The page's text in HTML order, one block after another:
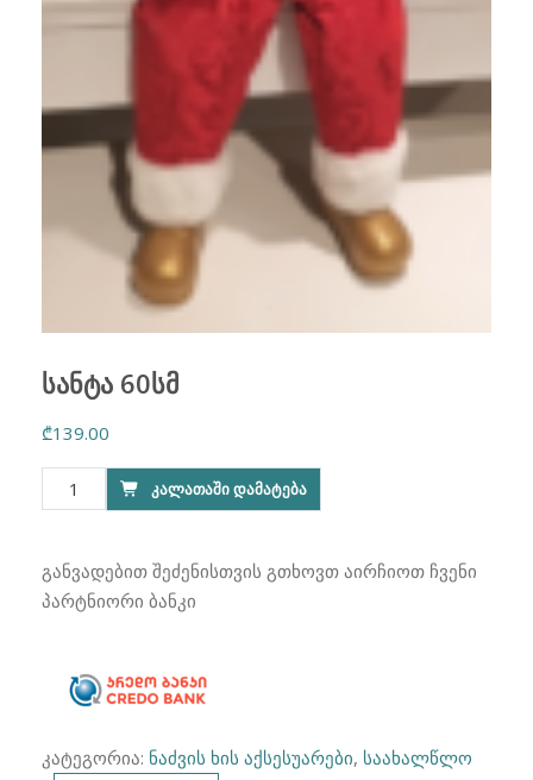
სანტა 60სმ
₾139.00
რაოდენობა:
სანტა
ᲙᲐᲚᲐᲗᲐᲨᲘ ᲓᲐᲛᲐᲢᲔᲑᲐ
განვადებით შეძენისთვის გთხოვთ აირჩიოთ ჩვენი
პარტნიორი ბანკი
კატეგორია: ნაძვის ხის აქსესუარები, საახალწლო